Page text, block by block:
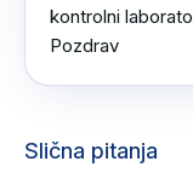
kontrolni
Pozdrav
Slična pitanja